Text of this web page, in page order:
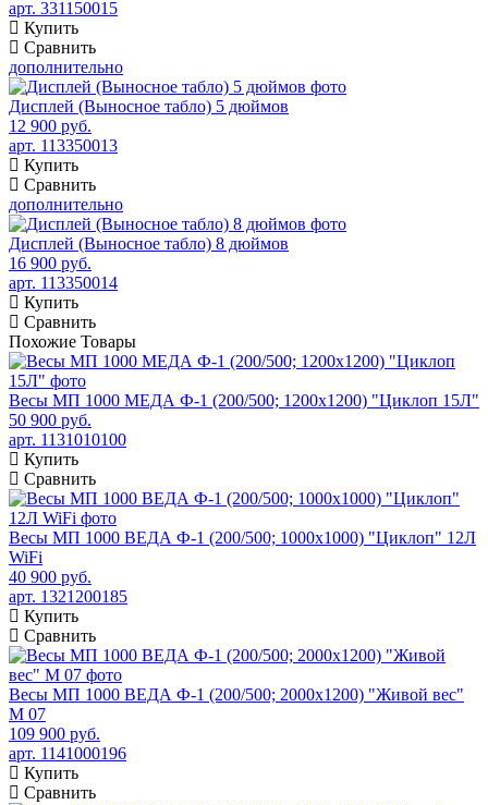
арт. 331150015
Купить
Сравнить
дополнительно
Дисплей (Выносное табло) 5 дюймов
12 900 руб.
арт. 113350013
Купить
Сравнить
дополнительно
Дисплей (Выносное табло) 8 дюймов
16 900 руб.
арт. 113350014
Купить
Сравнить
Похожие Товары
Весы МП 1000 МЕДА Ф-1 (200/500; 1200х1200) "Циклоп 15Л"
50 900 руб.
арт. 1131010100
Купить
Сравнить
Весы МП 1000 ВЕДА Ф-1 (200/500; 1000х1000) "Циклоп" 12Л
WiFi
40 900 руб.
арт. 1321200185
Купить
Сравнить
Весы МП 1000 ВЕДА Ф-1 (200/500; 2000х1200) "Живой вес"
М 07
109 900 руб.
арт. 1141000196
Купить
Сравнить